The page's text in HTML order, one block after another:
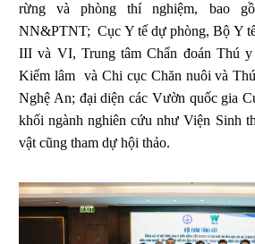
rừng và phòng thí nghiệm, bao
NN&PTNT; Cục Y tế dự phòng, Bộ Y
III và VI, Trung tâm Chẩn đoán Thú
Kiểm lâm và Chi cục Chăn nuôi và
Nghệ An; đại diện các Vườn quốc gia
khối ngành nghiên cứu như Viện Sinh
vật cũng tham dự hội thảo.